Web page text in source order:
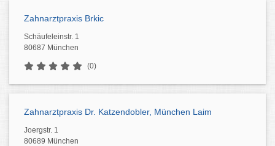
Zahnarztpraxis Brkic
Schäufeleinstr. 1
80687 München
(0)
Zahnarztpraxis Dr. Katzendobler, München Laim
Joergstr. 1
80689 München